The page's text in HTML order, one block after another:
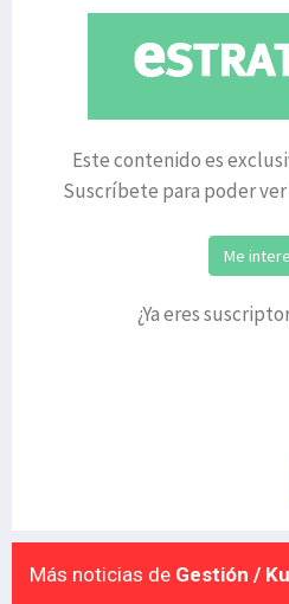
Este contenido es
Suscríbete para poder
Me
¿Ya eres
Más noticias de Gestión /